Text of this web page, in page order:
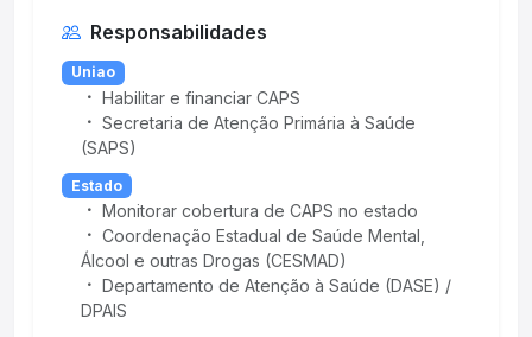
Responsabilidades
Uniao
Habilitar e financiar CAPS
Secretaria de Atenção Primária à Saúde
(SAPS)
Estado
Monitorar cobertura de CAPS no estado
Coordenação Estadual de Saúde Mental,
Álcool e outras Drogas (CESMAD)
Departamento de Atenção à Saúde (DASE) /
DPAIS